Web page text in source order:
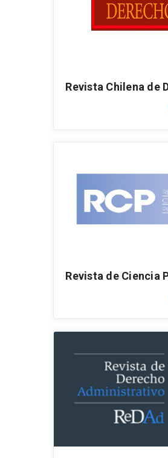
Revista Chilena de
Revista de Ciencia